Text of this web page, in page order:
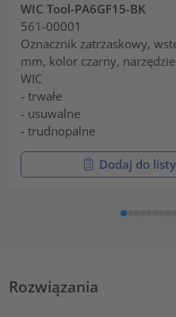
WIC Tool-PA6GF15-BK
561-00001
Oznacznik zatrzaskowy,
mm, kolor czarny,
WIC
- trwałe
- usuwalne
- trudnopalne
Dodaj do
Rozwiązania